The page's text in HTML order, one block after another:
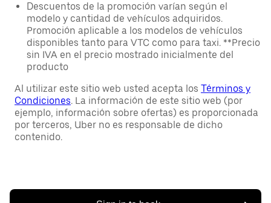
Descuentos de la promoción varían según el
modelo y cantidad de vehículos adquiridos.
Promoción aplicable a los modelos de vehículos
disponibles tanto para VTC como para taxi. **Precio
sin IVA en el precio mostrado inicialmente del
producto
Al utilizar este sitio web usted acepta los Términos y
Condiciones. La información de este sitio web (por
ejemplo, información sobre ofertas) es proporcionada
por terceros, Uber no es responsable de dicho
contenido.